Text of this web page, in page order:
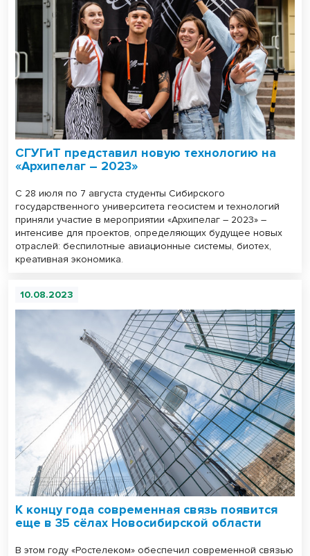
СГУГиТ представил новую технологию на
«Архипелаг – 2023»
С 28 июля по 7 августа студенты Сибирского
государственного университета геосистем и технологий
приняли участие в мероприятии «Архипелаг – 2023» –
интенсиве для проектов, определяющих будущее новых
отраслей: беспилотные авиационные системы, биотех,
креативная экономика.
10.08.2023
К концу года современная связь появится
еще в 35 сёлах Новосибирской области
В этом году «Ростелеком» обеспечил современной связью